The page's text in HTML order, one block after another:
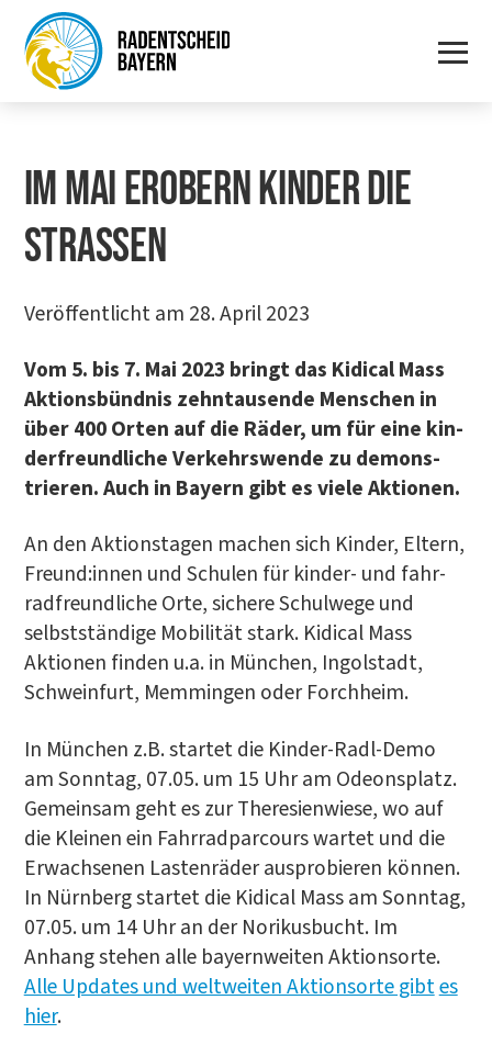
IM MAI EROBERN KIN­DER DIE
STRASSEN
Veröffentlicht am 28. April 2023
Vom 5. bis 7. Mai 2023 bringt das Kidi­cal Mass
Akti­ons­bünd­nis zehn­tau­sen­de Men­schen in
über 400 Orten auf die Räder, um für eine kin­
der­freund­li­che Ver­kehrs­wen­de zu demons­
trie­ren. Auch in Bay­ern gibt es vie­le Aktionen.
An den Akti­ons­ta­gen machen sich Kin­der, Eltern,
Freund:innen und Schu­len für kin­der- und fahr­
rad­freund­li­che Orte, siche­re Schul­we­ge und
selbst­stän­di­ge Mobi­li­tät stark. Kidi­cal Mass
Aktio­nen fin­den u.a. in Mün­chen, Ingol­stadt,
Schwein­furt, Mem­min­gen oder Forchheim.
In Mün­chen z.B. star­tet die Kin­der-Radl-Demo
am Sonn­tag, 07.05. um 15 Uhr am Ode­ons­platz.
Gemein­sam geht es zur The­re­si­en­wie­se, wo auf
die Klei­nen ein Fahr­rad­par­cours war­tet und die
Erwach­se­nen Las­ten­rä­der aus­pro­bie­ren kön­nen.
In Nürn­berg star­tet die Kidi­cal Mass am Sonn­tag,
07.05. um 14 Uhr an der Nori­kus­bucht. Im
Anhang ste­hen alle bay­ern­wei­ten Akti­ons­or­te.
Alle Updates und welt­wei­ten Akti­ons­or­te gibtes
hier.